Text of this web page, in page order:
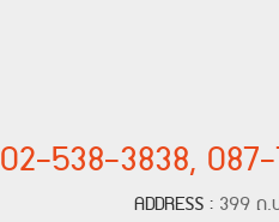
02-538-3838,
ADDRESS : 399 ถ.